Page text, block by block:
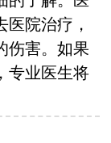
院治疗，
伤害。如果
专业医生将